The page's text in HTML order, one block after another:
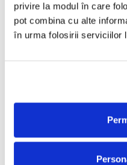
privire la modul în care
pot combina cu alte
în urma folosirii serviciilor
Review-uri(0)
Phoenix - Baba Novak , (CD)
279,99 Lei